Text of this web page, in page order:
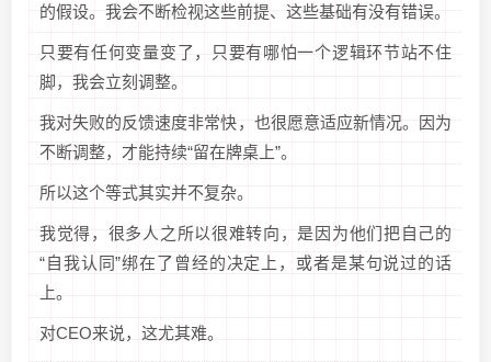
的假设。我会不断检视这些前提、这些基础有没有错误。
只要有任何变量变了，只要有哪怕一个逻辑环节站不住
脚，我会立刻调整。
我对失败的反馈速度非常快，也很愿意适应新情况。因为
不断调整，才能持续“留在牌桌上”。
所以这个等式其实并不复杂。
我觉得，很多人之所以很难转向，是因为他们把自己的
“自我认同”绑在了曾经的决定上，或者是某句说过的话
上。
对CEO来说，这尤其难。